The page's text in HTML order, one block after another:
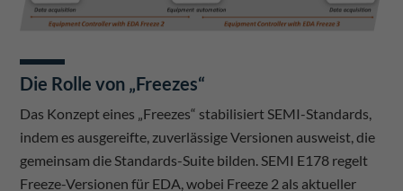
Die Rolle von „Freezes“
Das Konzept eines „Freezes“ stabilisiert SEMI-Standards,
indem es ausgereifte, zuverlässige Versionen ausweist, die
gemeinsam die Standards-Suite bilden. SEMI E178 regelt
Freeze-Versionen für EDA, wobei Freeze 2 als aktueller